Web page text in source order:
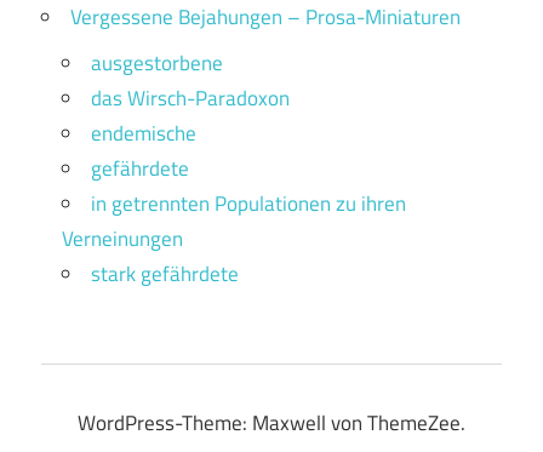
Vergessene Bejahungen – Prosa-Miniaturen
ausgestorbene
das Wirsch-Paradoxon
endemische
gefährdete
in getrennten Populationen zu ihren
Verneinungen
stark gefährdete
WordPress-Theme: Maxwell von ThemeZee.